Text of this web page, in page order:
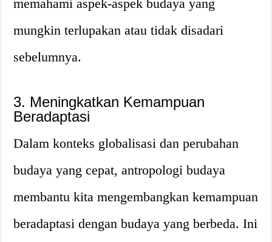
memahami aspek-aspek budaya yang
mungkin terlupakan atau tidak disadari
sebelumnya.
3. Meningkatkan Kemampuan
Beradaptasi
Dalam konteks globalisasi dan perubahan
budaya yang cepat, antropologi budaya
membantu kita mengembangkan kemampuan
beradaptasi dengan budaya yang berbeda. Ini